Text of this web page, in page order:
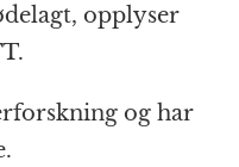
opplyser
og har